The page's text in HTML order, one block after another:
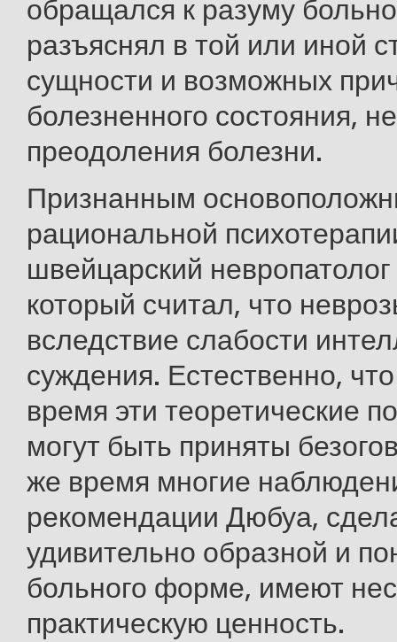
обращался к разуму
разъяснял в той или иной
сущности и возможных
болезненного состояния,
преодоления болезни.
Признанным
рациональной
швейцарский невропатолог
который считал, что
вследствие слабости
суждения. Естественно,
время эти теоретические
могут быть приняты
же время многие
рекомендации Дюбуа,
удивительно образной и
больного форме, имеют
практическую ценность.